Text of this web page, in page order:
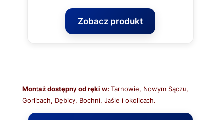
Zobacz produkt
Montaż dostępny od ręki w: Tarnowie, Nowym Sączu,
Gorlicach, Dębicy, Bochni, Jaśle i okolicach.